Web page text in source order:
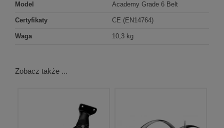
Model Academy Grade 6 Belt
Certyfikaty CE (EN14764)
Waga 10,3 kg
Zobacz także ...